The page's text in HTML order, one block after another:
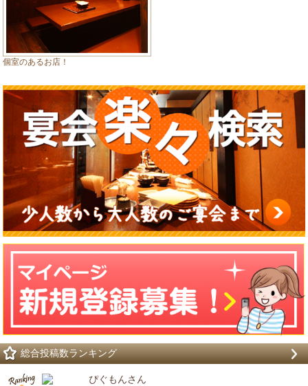
個室のあるお店！
総合投稿数ランキング
ぴぐもんさん